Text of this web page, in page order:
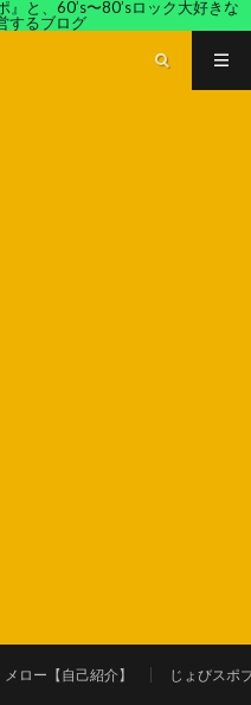
と、60’s〜80’sロック大好きな
するブログ
メロー【自己紹介】 じょびスポ